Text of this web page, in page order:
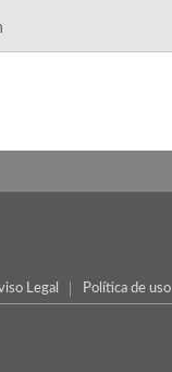
Legal Política de uso